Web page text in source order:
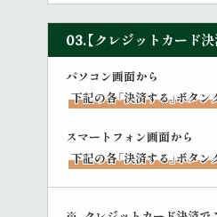
03.【クレジットカード
パソコン画面から
下記の各「決済する」ボタ
スマートフォン画面から
下記の各「決済する」ボタ